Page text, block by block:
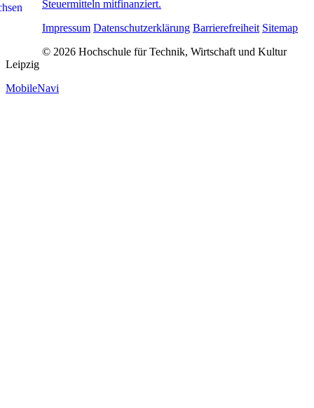
Steuermitteln mitfinanziert.
Impressum Datenschutzerklärung Barrierefreiheit Sitemap
© 2026 Hochschule für Technik, Wirtschaft und Kultur
Leipzig
MobileNavi